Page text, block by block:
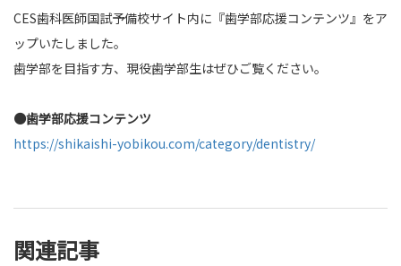
CES歯科医師国試予備校サイト内に『歯学部応援コンテンツ』をア
ップいたしました。
歯学部を目指す方、現役歯学部生はぜひご覧ください。
●歯学部応援コンテンツ
https://shikaishi-yobikou.com/category/dentistry/
関連記事